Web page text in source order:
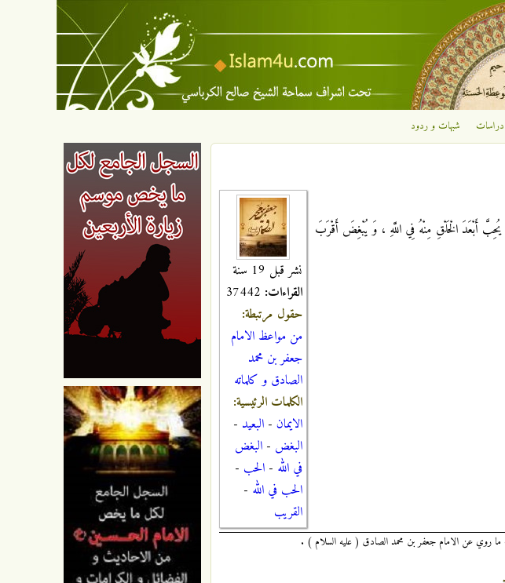
شبهات و ردود
نشر قبل 19 سنة
القراءات:
حقول مرتبطة:
من مواعظ الامام
جعفر بن محمد
الصادق و كلماته
الكلمات الرئيسية:
الايمان - البعيد -
البغض - البغض
في الله - الحب -
الحب في الله -
القريب
أَبْعَدَ الْخَلْقِ مِنْهُ فِي اللَّهِ ، وَ يُبْغِضَ أَقْرَبَ
ما روي عن الامام جعفر بن محمد الصادق ( عليه السلام ) .